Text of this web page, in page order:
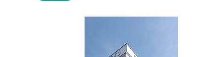
を彩ります。 ～大浴場「まろびね庵」～ 敷地内よ
至福の癒しへとお誘い致します。 すがす...